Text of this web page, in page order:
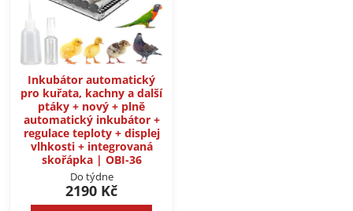
Inkubátor automatický
pro kuřata, kachny a další
ptáky + nový + plně
automatický inkubátor +
regulace teploty + displej
vlhkosti + integrovaná
skořápka | OBI-36
Do týdne
2190 Kč